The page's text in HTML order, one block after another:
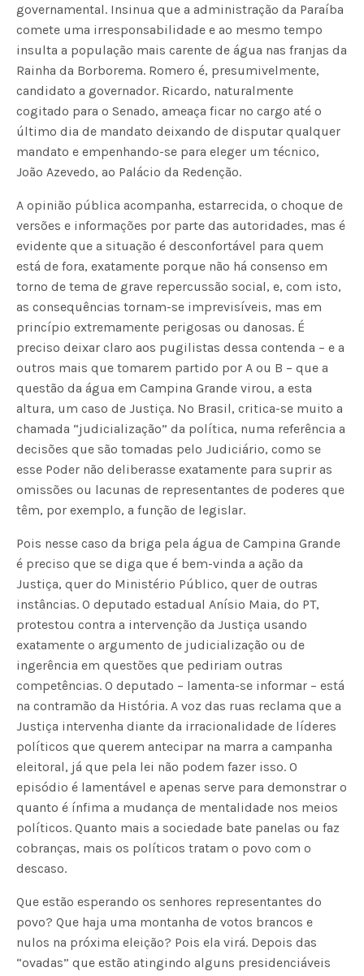
governamental. Insinua que a administração da Paraíba
comete uma irresponsabilidade e ao mesmo tempo
insulta a população mais carente de água nas franjas da
Rainha da Borborema. Romero é, presumivelmente,
candidato a governador. Ricardo, naturalmente
cogitado para o Senado, ameaça ficar no cargo até o
último dia de mandato deixando de disputar qualquer
mandato e empenhando-se para eleger um técnico,
João Azevedo, ao Palácio da Redenção.
A opinião pública acompanha, estarrecida, o choque de
versões e informações por parte das autoridades, mas é
evidente que a situação é desconfortável para quem
está de fora, exatamente porque não há consenso em
torno de tema de grave repercussão social, e, com isto,
as consequências tornam-se imprevisíveis, mas em
princípio extremamente perigosas ou danosas. É
preciso deixar claro aos pugilistas dessa contenda – e a
outros mais que tomarem partido por A ou B – que a
questão da água em Campina Grande virou, a esta
altura, um caso de Justiça. No Brasil, critica-se muito a
chamada “judicialização” da política, numa referência a
decisões que são tomadas pelo Judiciário, como se
esse Poder não deliberasse exatamente para suprir as
omissões ou lacunas de representantes de poderes que
têm, por exemplo, a função de legislar.
Pois nesse caso da briga pela água de Campina Grande
é preciso que se diga que é bem-vinda a ação da
Justiça, quer do Ministério Público, quer de outras
instâncias. O deputado estadual Anísio Maia, do PT,
protestou contra a intervenção da Justiça usando
exatamente o argumento de judicialização ou de
ingerência em questões que pediriam outras
competências. O deputado – lamenta-se informar – está
na contramão da História. A voz das ruas reclama que a
Justiça intervenha diante da irracionalidade de líderes
políticos que querem antecipar na marra a campanha
eleitoral, já que pela lei não podem fazer isso. O
episódio é lamentável e apenas serve para demonstrar o
quanto é ínfima a mudança de mentalidade nos meios
políticos. Quanto mais a sociedade bate panelas ou faz
cobranças, mais os políticos tratam o povo com o
descaso.
Que estão esperando os senhores representantes do
povo? Que haja uma montanha de votos brancos e
nulos na próxima eleição? Pois ela virá. Depois das
“ovadas” que estão atingindo alguns presidenciáveis